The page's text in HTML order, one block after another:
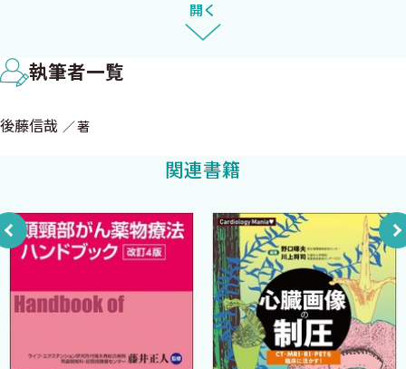
第2章 理屈がわかる抗血小板薬の使い方
Section 2-1：理屈がわかるアスピリンの使い方
Section 2-2：理屈がわかるクロピドグレルの使い方
2．クロピドグレルは良い薬？
4．クロピドグレル特許切れのインパクト
血栓性血小板減少性紫斑病
Section 2-3：理屈がわかるクロピドグレル後継薬の使い方
1．クロピドグレルの後継薬（1）：日本初のプラスグレル
2．クロピドグレルの後継薬（2）：戦略的なチカグレロ
Take Home Message
開く
執筆者一覧
後藤信哉 著
関連書籍